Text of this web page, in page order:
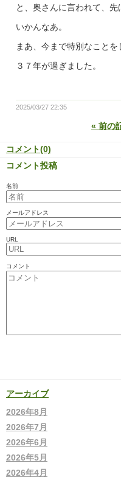
と、奥さんに言われて、先
いかんなあ。
まあ、今まで特別なことを
３７年が過ぎました。
2025/03/27 22:35
« 前の
コメント(0)
コメント投稿
名前
メールアドレス
URL
コメント
アーカイブ
2026年8月
2026年7月
2026年6月
2026年5月
2026年4月